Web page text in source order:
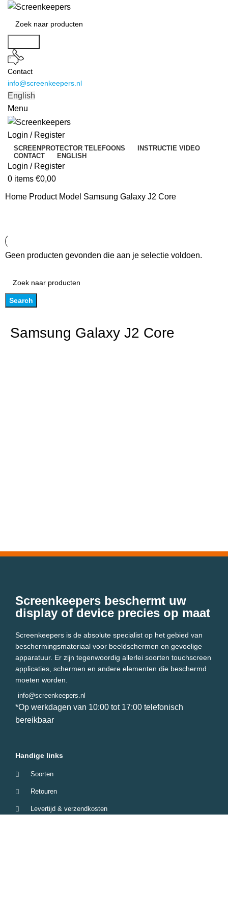
Contact
info@screenkeepers.nl
English
Menu
Login / Register
SCREENPROTECTOR TELEFOONS
INSTRUCTIE VIDEO
CONTACT
ENGLISH
Login / Register
0 items €0,00
Home Product Model Samsung Galaxy J2 Core
Geen producten gevonden die aan je selectie voldoen.
Search
Samsung Galaxy J2 Core
Screenkeepers beschermt uw
display of device precies op maat
Screenkeepers is de absolute specialist op het gebied van
beschermingsmateriaal voor beeldschermen en gevoelige
apparatuur. Er zijn tegenwoordig allerlei soorten touchscreen
applicaties, schermen en andere elementen die beschermd
moeten worden.
info@screenkeepers.nl
*Op werkdagen van 10:00 tot 17:00 telefonisch
bereikbaar
Handige links
Soorten
Retouren
Levertijd & verzendkosten